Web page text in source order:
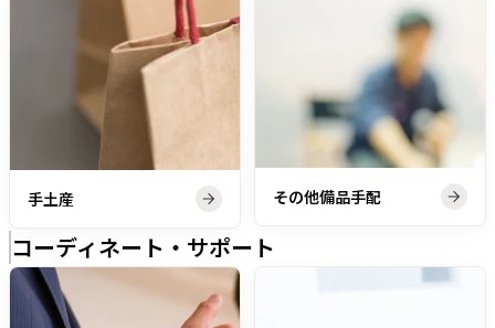
手土産 その他備品手配
コーディネート・サポート